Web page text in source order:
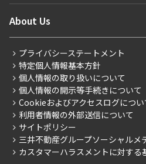
新着募集情報
こだわりから探す
こだわり一覧
プレミアムマンション
新築
当社限定（港区・渋谷区）
当社限定（港区・渋谷区以外）
三井不動産企画
住まいのコラム
会員ページ
ご入居・提携サービス
お部屋探しからご契約まで
よくあるご質問
社宅紹介
【仲介会社様向け】当社仲介事業
About Us
会社情報
事業案内
採用情報
ニュースリリース
お問い合わせ
プライバシーステートメント
特定個人情報基本方針
個人情報の取り扱いについて
個人情報の開示等手続きについて
Cookieおよびアクセスログについ
利用者情報の外部送信について
サイトポリシー
三井不動産グループソーシャルメ
カスタマーハラスメントに対する